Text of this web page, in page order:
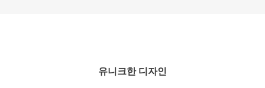
유니크한 디자인